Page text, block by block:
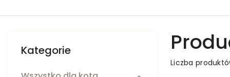
Kategorie
Liczba